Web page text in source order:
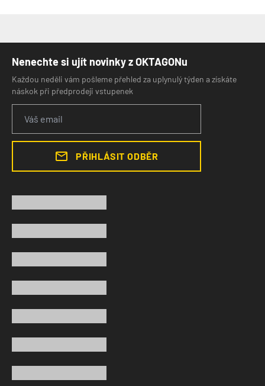
Nenechte si ujít novinky z OKTAGONu
Každou neděli vám pošleme přehled za uplynulý týden a získáte
náskok při předprodeji vstupenek
PŘIHLÁSIT ODBĚR